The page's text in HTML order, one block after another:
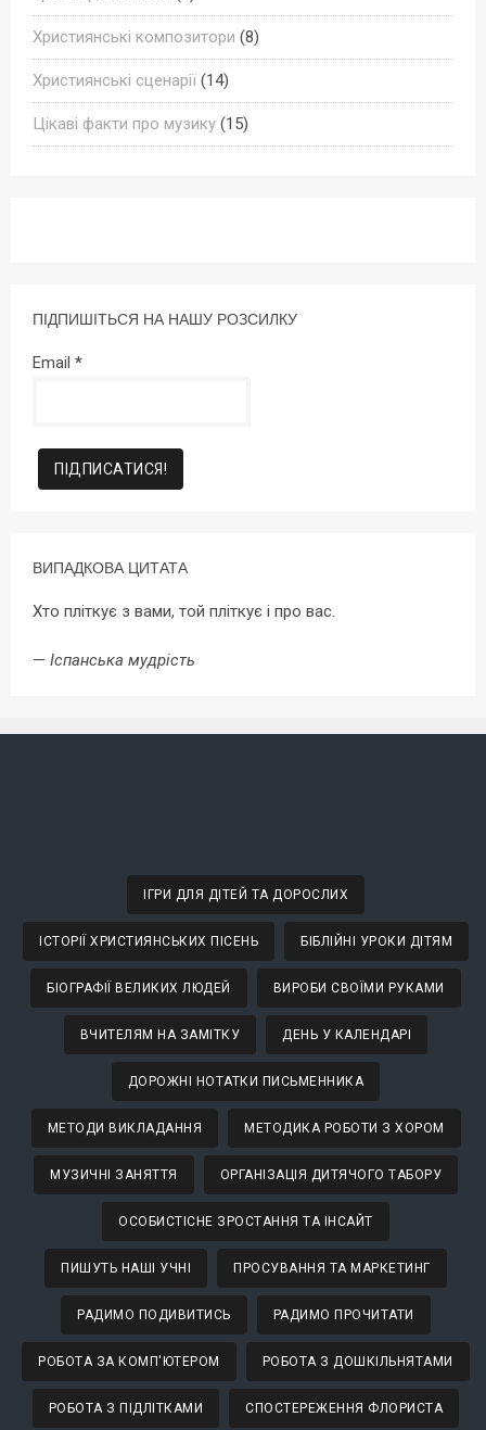
Християнські композитори (8)
Християнські сценарії (14)
Цікаві факти про музику (15)
ПІДПИШІТЬСЯ НА НАШУ РОЗСИЛКУ
Email *
ВИПАДКОВА ЦИТАТА
Хто пліткує з вами, той пліткує і про вас.
— Іспанська мудрість
ІГРИ ДЛЯ ДІТЕЙ ТА ДОРОСЛИХ
ІСТОРІЇ ХРИСТИЯНСЬКИХ ПІСЕНЬ БІБЛІЙНІ УРОКИ ДІТЯМ
БІОГРАФІЇ ВЕЛИКИХ ЛЮДЕЙ ВИРОБИ СВОЇМИ РУКАМИ
ВЧИТЕЛЯМ НА ЗАМІТКУ ДЕНЬ У КАЛЕНДАРІ
ДОРОЖНІ НОТАТКИ ПИСЬМЕННИКА
МЕТОДИ ВИКЛАДАННЯ МЕТОДИКА РОБОТИ З ХОРОМ
МУЗИЧНІ ЗАНЯТТЯ ОРГАНІЗАЦІЯ ДИТЯЧОГО ТАБОРУ
ОСОБИСТІСНЕ ЗРОСТАННЯ ТА ІНСАЙТ
ПИШУТЬ НАШІ УЧНІ ПРОСУВАННЯ ТА МАРКЕТИНГ
РАДИМО ПОДИВИТИСЬ РАДИМО ПРОЧИТАТИ
РОБОТА ЗА КОМП'ЮТЕРОМ РОБОТА З ДОШКІЛЬНЯТАМИ
РОБОТА З ПІДЛІТКАМИ СПОСТЕРЕЖЕННЯ ФЛОРИСТА